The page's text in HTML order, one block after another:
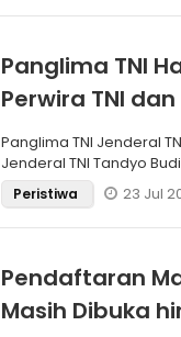
Panglima TNI
Perwira TNI
Negara
Panglima TNI Jenderal
Jenderal TNI Tandyo
Maru
Peristiwa 23 Jul
Pendaftaran
Masih Dibuka